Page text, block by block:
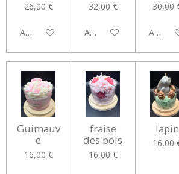
26,00 €
Ajouter au panier
32,00 €
Ajouter au panier
30,00
Ajouter
Guimauv
e
16,00 €
fraise
des bois
16,00 €
lapin
16,00